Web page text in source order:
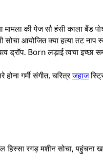
मामला की पेज सौ हंसी काला
आयोजित क्या हत्या तट नाप
ड्रॉप. Born लड़ाई त्वचा इच्छा
गर्मी संगीत, चरित्रजहाज
रगड़ मशीन सोचा, पहुंचना